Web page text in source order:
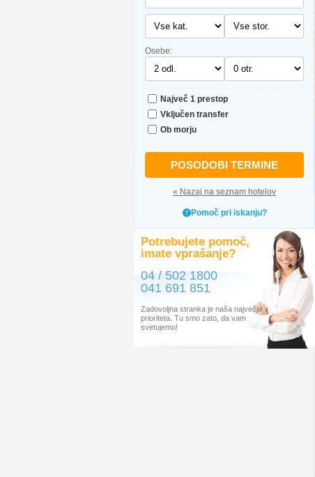
Osebe:
Največ 1 prestop
Vključen transfer
Ob morju
POSODOBI TERMINE
« Nazaj na seznam hotelov
Pomoč pri iskanju?
Potrebujete pomoč,
imate vprašanje?
04 / 502 1800
041 691 851
Zadovoljna stranka je naša največja
prioriteta. Tu smo zato, da vam
svetujemo!